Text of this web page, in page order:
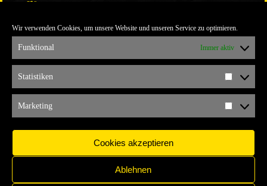
Wir verwenden Cookies, um unsere Website und unseren Service zu optimieren.
Funktional Immer aktiv
Statistiken
Marketing
Cookies akzeptieren
Ablehnen
ULTRABLOG DER YELLOW CONNECTION
ALEMANNIA VERKAUFT MAN NICHT
ARCHIV
ARCHIV